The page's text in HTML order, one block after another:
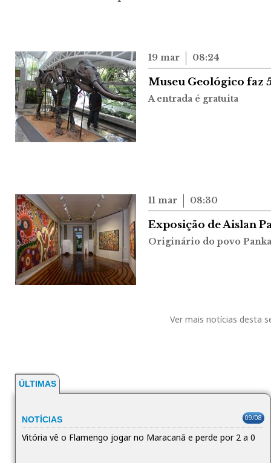
19 mar 08:24
Museu Geológico faz
A entrada é gratuita
11 mar 08:30
Exposição de Aislan
Originário do povo
Ver mais notícias desta
ÚLTIMAS
NOTÍCIAS 09/08
Vitória vê o Flamengo jogar no Maracanã e perde por 2 a 0